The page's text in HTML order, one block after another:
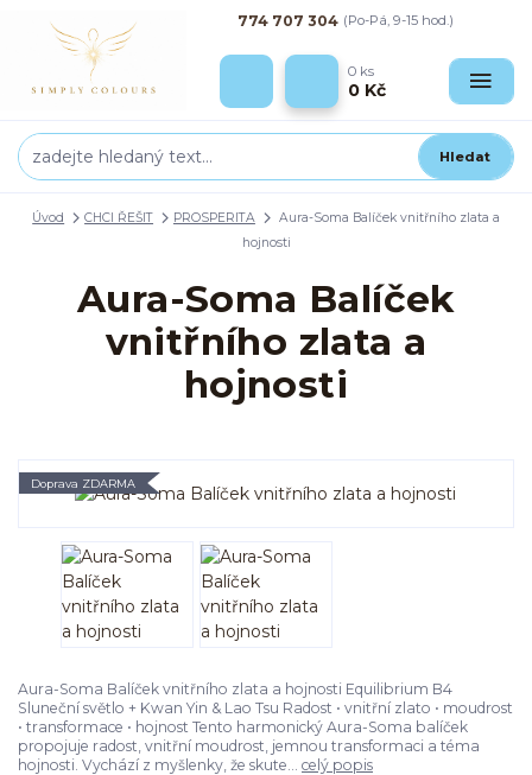
Hledat
774 707 304 (Po-Pá, 9-15 hod.)
0 ks
0 Kč
Úvod CHCI ŘEŠIT PROSPERITA
Aura-Soma Balíček vnitřního zlata a
hojnosti
Aura-Soma Balíček
vnitřního zlata a
hojnosti
Doprava ZDARMA
Aura-Soma Balíček vnitřního zlata a hojnosti Equilibrium B4
Sluneční světlo + Kwan Yin & Lao Tsu Radost • vnitřní zlato • moudrost
• transformace • hojnost Tento harmonický Aura-Soma balíček
propojuje radost, vnitřní moudrost, jemnou transformaci a téma
hojnosti. Vychází z myšlenky, že skute... celý popis